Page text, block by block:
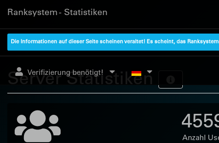
Ranksystem - Statistiken
Die Informationen auf dieser Seite scheinen veraltet! Es scheint, das
Verifizierung benötigt!
Server Statistiken
Anzahl